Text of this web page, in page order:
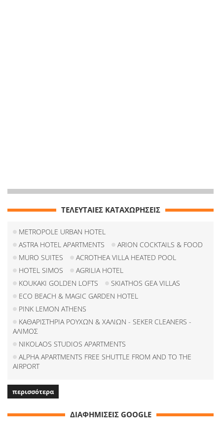
ΤΕΛΕΥΤΑΙΕΣ ΚΑΤΑΧΩΡΗΣΕΙΣ
METROPOLE URBAN HOTEL
ASTRA HOTEL APARTMENTS
ARION COCKTAILS & FOOD
MURO SUITES
ACROTHEA VILLA HEATED POOL
HOTEL SIMOS
AGRILIA HOTEL
KOUKAKI GOLDEN LOFTS
SKIATHOS GEA VILLAS
ECO BEACH & MAGIC GARDEN HOTEL
PINK LEMON ATHENS
ΚΑΘΑΡΙΣΤΗΡΙΑ ΡΟΥΧΩΝ & ΧΑΛΙΩΝ - SEKER CLEANERS -
ΑΛΙΜΟΣ
NIKOLAOS STUDIOS APARTMENTS
ALPHA APARTMENTS FREE SHUTTLE FROM AND TO THE
AIRPORT
περισσότερα
ΔΙΑΦΗΜΙΣΕΙΣ GOOGLE